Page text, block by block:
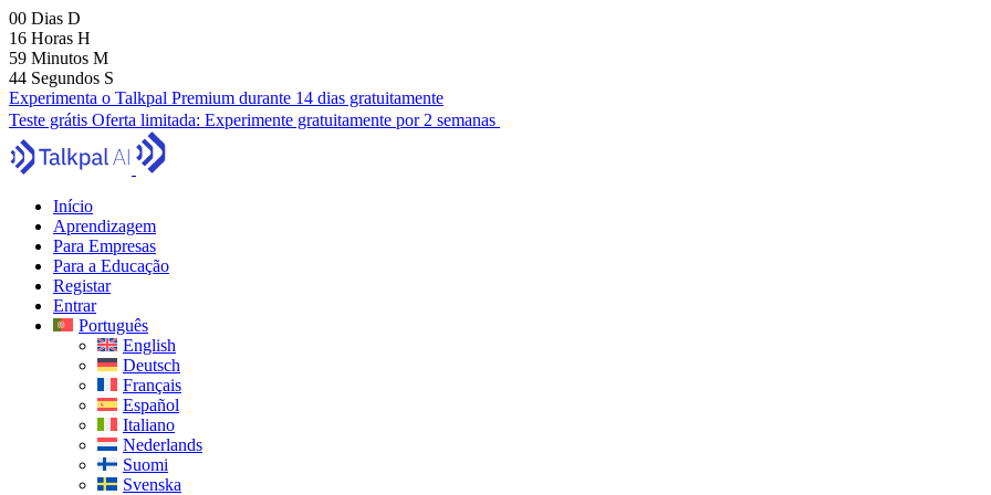
00 Dias D
16 Horas H
59 Minutos M
43 Segundos S
Experimenta o Talkpal Premium durante 14 dias gratuitamente
Teste grátis Oferta limitada: Experimente gratuitamente por 2 semanas
Início
Aprendizagem
Para Empresas
Para a Educação
Registar
Entrar
Português
English
Deutsch
Français
Español
Italiano
Nederlands
Suomi
Svenska